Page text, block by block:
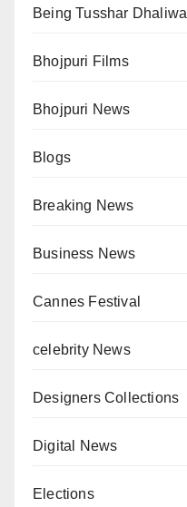
Being Tusshar Dhaliwal
Bhojpuri Films
Bhojpuri News
Blogs
Breaking News
Business News
Cannes Festival
celebrity News
Designers Collections
Digital News
Elections